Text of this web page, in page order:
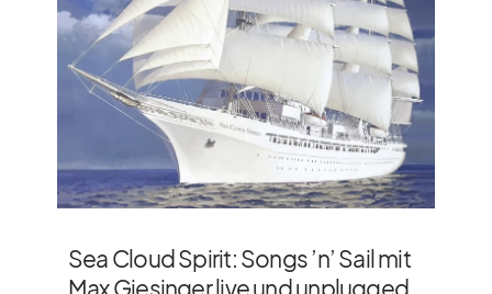
Sea Cloud Spirit: Songs ’n’ Sail mit